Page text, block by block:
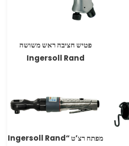
פטיש חציבה ראש משושה
Ingersoll Rand
מפתח רצ’ט “Ingersoll Rand